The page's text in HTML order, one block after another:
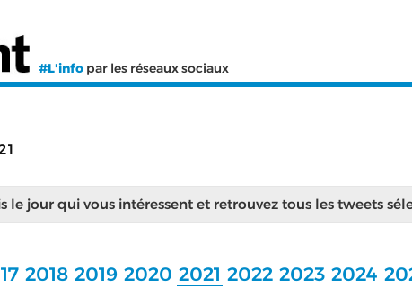
#L'info par les réseaux sociaux
le jour qui vous intéressent et retrouvez tous les tweets
2018 2019 2020 2021 2022 2023 2024